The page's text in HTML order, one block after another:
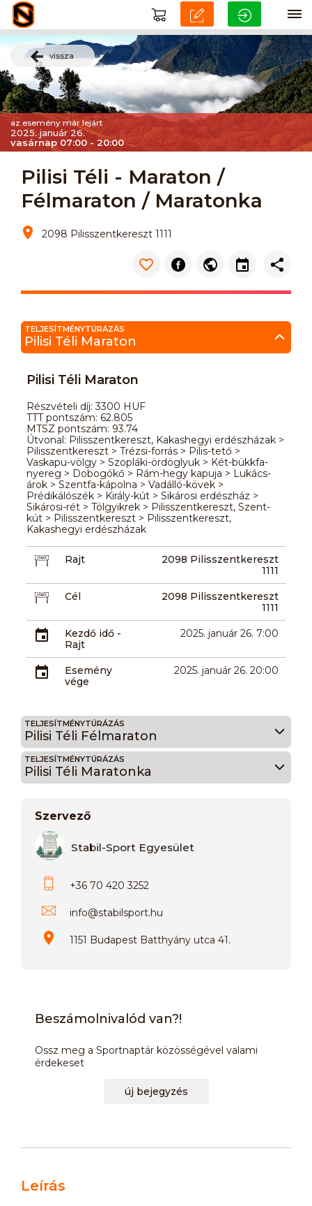
vissza
az esemény már lejárt
2025. január 26.
vasárnap 07:00 - 20:00
Pilisi Téli - Maraton /
Félmaraton / Maratonka
2098 Pilisszentkereszt 1111
TELJESÍTMÉNYTÚRÁZÁS
Pilisi Téli Maraton
Pilisi Téli Maraton
Részvételi díj: 3300 HUF
TTT pontszám: 62.805
MTSZ pontszám: 93.74
Útvonal: Pilisszentkereszt, Kakashegyi erdészházak >
Pilisszentkereszt > Trézsi-forrás > Pilis-tető >
Vaskapu-völgy > Szopláki-ördöglyuk > Két-bükkfa-
nyereg > Dobogókő > Rám-hegy kapuja > Lukács-
árok > Szentfa-kápolna > Vadálló-kövek >
Prédikálószék > Király-kút > Sikárosi erdészház >
Sikárosi-rét > Tölgyikrek > Pilisszentkereszt, Szent-
kút > Pilisszentkereszt > Pilisszentkereszt,
Kakashegyi erdészházak
Rajt
2098 Pilisszentkereszt
1111
Cél
2098 Pilisszentkereszt
1111
Kezdő idő -
Rajt
2025. január 26. 7:00
Esemény
vége
2025. január 26. 20:00
TELJESÍTMÉNYTÚRÁZÁS
Pilisi Téli Félmaraton
TELJESÍTMÉNYTÚRÁZÁS
Pilisi Téli Maratonka
Szervező
Stabil-Sport Egyesület
+36 70 420 3252
info@stabilsport.hu
1151 Budapest Batthyány utca 41.
Beszámolnivalód van?!
Ossz meg a Sportnaptár közösségével valami
érdekeset
új bejegyzés
Leírás